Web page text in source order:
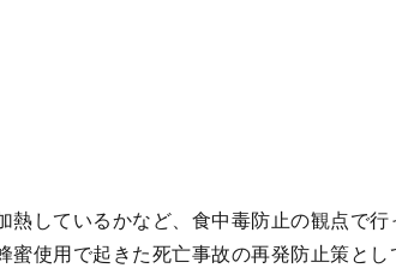
しているかなど、食中毒防止の観点で行
蜜使用で起きた死亡事故の再発防止策と